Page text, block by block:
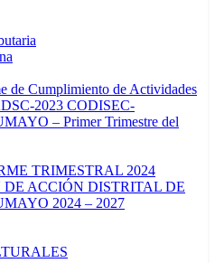
de Cumplimiento de Actividades
2023 CODISEC-
– Primer Trimestre del
TRIMESTRAL 2024
DE ACCIÓN DISTRITAL DE
2024 – 2027